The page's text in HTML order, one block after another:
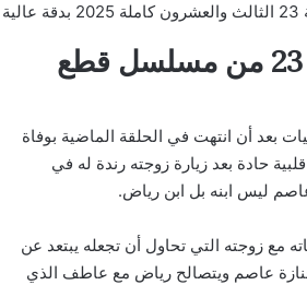
أحداث الحلقة 23 من مسلسل قطع
بعد أن انتهت في الحلقة الماضية بوفاة
حادة بعد زيارة زوجته رندة له في
ليس ابنه بل ابن رياض.
مع زوجته التي تحاول أن تجعله يبتعد عن
عاصم ويتصالح رياض مع عاطف الذي